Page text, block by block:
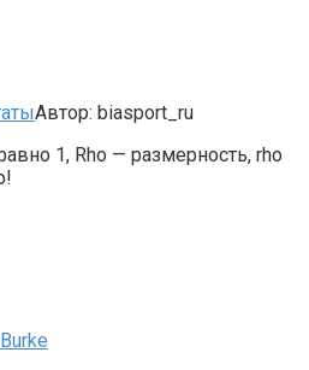
Автор: biasport_ru
1, Rho — размерность, rho